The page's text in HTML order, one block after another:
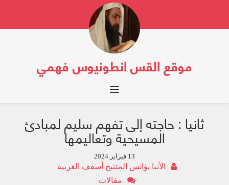
موقع القس انطونيوس فهمي
Toggle navigation
ثانيا : حاجته إلى تفهم سليم لمبادئ
المسيحية وتعاليمها
13 فبراير 2024
الأنبا يؤانس المتنيح أسقف الغربية
مقالات